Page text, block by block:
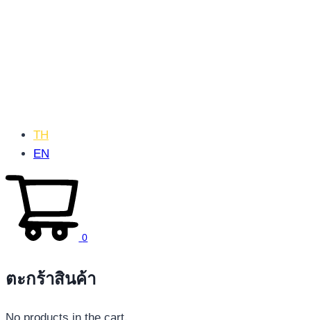
TH
EN
0
ตะกร้าสินค้า